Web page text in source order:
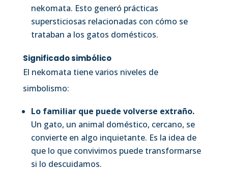
nekomata. Esto generó prácticas
supersticiosas relacionadas con cómo se
trataban a los gatos domésticos.
Significado simbólico
El nekomata tiene varios niveles de
simbolismo:
Lo familiar que puede volverse extraño.
Un gato, un animal doméstico, cercano, se
convierte en algo inquietante. Es la idea de
que lo que convivimos puede transformarse
si lo descuidamos.